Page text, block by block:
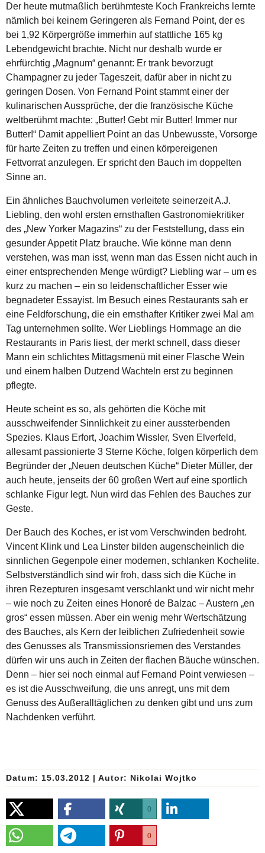
Der heute mutmaßlich berühmteste Koch Frankreichs lernte
nämlich bei keinem Geringeren als Fernand Point, der es
bei 1,92 Körpergröße immerhin auf stattliche 165 kg
Lebendgewicht brachte. Nicht nur deshalb wurde er
ehrfürchtig „Magnum“ genannt: Er trank bevorzugt
Champagner zu jeder Tageszeit, dafür aber in nicht zu
geringen Dosen. Von Fernand Point stammt einer der
kulinarischen Aussprüche, der die französische Küche
weltberühmt machte: „Butter! Gebt mir Butter! Immer nur
Butter!“ Damit appelliert Point an das Unbewusste, Vorsorge
für harte Zeiten zu treffen und einen körpereigenen
Fettvorrat anzulegen. Er spricht den Bauch im doppelten
Sinne an.
Ein ähnliches Bauchvolumen verleitete seinerzeit A.J.
Liebling, den wohl ersten ernsthaften Gastronomiekritiker
des „New Yorker Magazins“ zu der Feststellung, dass ein
gesunder Appetit Platz brauche. Wie könne man denn
verstehen, was man isst, wenn man das Essen nicht auch in
einer entsprechenden Menge würdigt? Liebling war – um es
kurz zu machen – ein so leidenschaftlicher Esser wie
begnadeter Essayist. Im Besuch eines Restaurants sah er
eine Feldforschung, die ein ernsthafter Kritiker zwei Mal am
Tag unternehmen sollte. Wer Lieblings Hommage an die
Restaurants in Paris liest, der merkt schnell, dass dieser
Mann ein schlichtes Mittagsmenü mit einer Flasche Wein
und einem halben Dutzend Wachteln erst zu beginnen
pflegte.
Heute scheint es so, als gehörten die Köche mit
ausschweifender Sinnlichkeit zu einer aussterbenden
Spezies. Klaus Erfort, Joachim Wissler, Sven Elverfeld,
allesamt passionierte 3 Sterne Köche, folgen körperlich dem
Begründer der „Neuen deutschen Küche“ Dieter Müller, der
auch heute, jenseits der 60 großen Wert auf eine sportlich
schlanke Figur legt. Nun wird das Fehlen des Bauches zur
Geste.
Der Bauch des Koches, er ist vom Verschwinden bedroht.
Vincent Klink und Lea Linster bilden augenscheinlich die
sinnlichen Gegenpole einer modernen, schlanken Kochelite.
Selbstverständlich sind wir froh, dass sich die Küche in
ihren Rezepturen insgesamt verschlankt und wir nicht mehr
– wie noch zu Zeiten eines Honoré de Balzac – Austern „en
gros“ essen müssen. Aber ein wenig mehr Wertschätzung
des Bauches, als Kern der leiblichen Zufriedenheit sowie
des Genusses als Transmissionsriemen des Verstandes
dürfen wir uns auch in Zeiten der flachen Bäuche wünschen.
Denn – hier sei noch einmal auf Fernand Point verwiesen –
es ist die Ausschweifung, die uns anregt, uns mit dem
Genuss des Außeralltäglichen zu denken gibt und uns zum
Nachdenken verführt.
Datum: 15.03.2012 | Autor: Nikolai Wojtko
0
0